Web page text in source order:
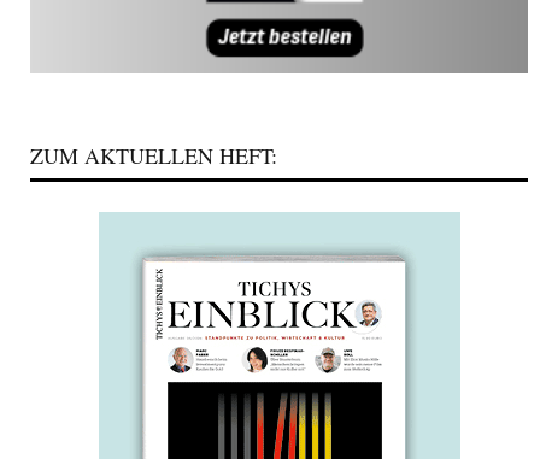
ZUM AKTUELLEN HEFT: